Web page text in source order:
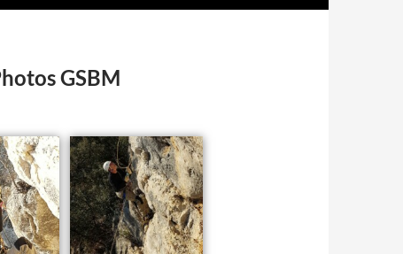
GSBM